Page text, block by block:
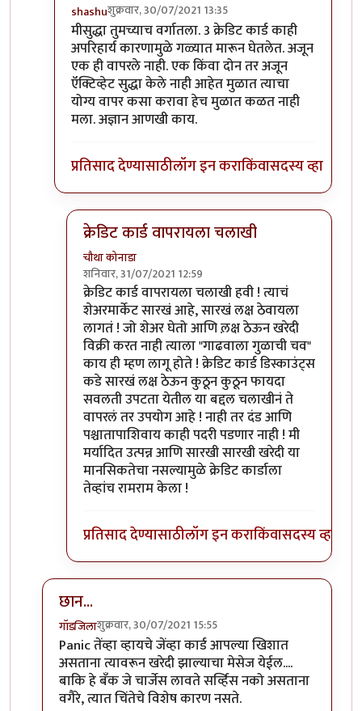
shashuशुक्रवार, 30/07/2021 13:35
In reply toग्रेट. आनंदाची गोष्ट !byचौथा कोनाडा
मीसुद्धा तुमच्याच वर्गातला. 3 क्रेडिट कार्ड काही
अपरिहार्य कारणामुळे गळ्यात मारून घेतलेत. अजून
एक ही वापरले नाही. एक किंवा दोन तर अजून
ऍक्टिव्हेट सुद्धा केले नाही आहेत मुळात त्याचा
योग्य वापर कसा करावा हेच मुळात कळत नाही
मला. अज्ञान आणखी काय.
प्रतिसाद देण्यासाठीलॉग इन कराकिंवासदस्य व्हा
क्रेडिट कार्ड वापरायला चलाखी
चौथा कोनाडा
शनिवार, 31/07/2021 12:59
In reply toमीसुद्धा तुमच्याच वर्गातलाby
क्रेडिट कार्ड वापरायला चलाखी हवी ! त्याचं
शेअरमार्केट सारखं आहे, सारखं लक्ष ठेवायला
लागतं ! जो शेअर घेतो आणि ल़क्ष ठेऊन खरेदी
विक्री करत नाही त्याला "गाढवाला गुळाची चव"
काय ही म्हण लागू होते ! क्रेडिट कार्ड डिस्काउंट्स
कडे सारखं लक्ष ठेऊन कुठून कुठून फायदा
सवलती उपटता येतील या बद्दल चलाखीनं ते
वापरलं तर उपयोग आहे ! नाही तर दंड आणि
पश्चातापाशिवाय काही पदरी पडणार नाही ! मी
मर्यादित उत्पन्न आणि सारखी सारखी खरेदी या
मानसिकतेचा नसल्यामुळे क्रेडिट कार्डाला
तेव्हांच रामराम केला !
प्रतिसाद देण्यासाठीलॉग इन कराकिंवासदस्य व्हा
छान...
गॉडजिलाशुक्रवार, 30/07/2021 15:55
In reply toत्याच्या कस्टमर सर्व्हिस शीbyविजुभाऊ
Panic तेंव्हा व्हायचे जेंव्हा कार्ड आपल्या खिशात
असताना त्यावरून खरेदी झाल्याचा मेसेज येईल....
बाकि हे बँक जे चार्जेस लावते सर्व्हिस नको असताना
वगैरे, त्यात चिंतेचे विशेष कारण नसते.